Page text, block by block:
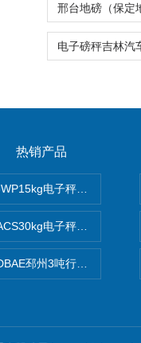
热销产品
电子秤价格,15公
电子秤价格,30公
邳州3吨行车电子吊秤